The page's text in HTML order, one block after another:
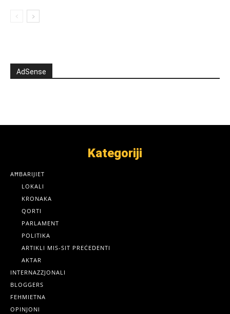
AdSense
Kategoriji
AĦBARIJIET
LOKALI
KRONAKA
QORTI
PARLAMENT
POLITIKA
ARTIKLI MIS-SIT PREĊEDENTI
AKTAR
INTERNAZZJONALI
BLOGGERS
FEHMIETNA
OPINJONI